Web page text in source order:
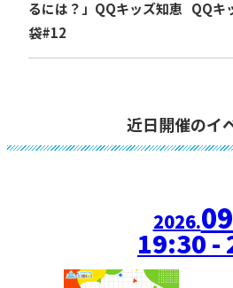
るには？」QQキッズ知恵
袋#12
QQキ
近日開催のイ
2026.
19:30 -